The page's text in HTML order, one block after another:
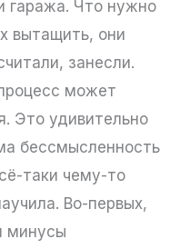
гаража. Что нужно
вытащить, они
занесли.
может
Это удивительно
бессмысленность
таки чему-то
Во-первых,
минусы